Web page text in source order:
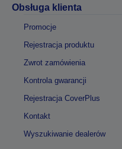
Obsługa klienta
Promocje
Rejestracja produktu
Zwrot zamówienia
Kontrola gwarancji
Rejestracja CoverPlus
Kontakt
Wyszukiwanie dealerów